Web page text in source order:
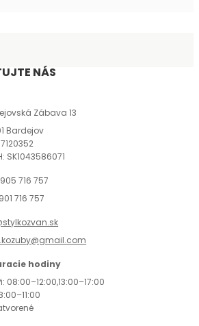
NÁS
Zábava 13
Bardejov
SK1043586071
716 757
716 757
hodiny
08:00–12:00,13:00–17:00